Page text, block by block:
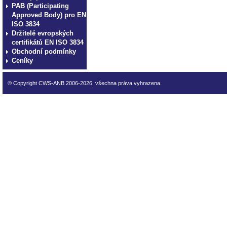
PAB (Participating
Approved Body) pro EN
ISO 3834
Držitelé evropských
certifikátů EN ISO 3834
Obchodní podmínky
Ceníky
© Copyright CWS-ANB 2006-2026, všechna práva vyhrazena.